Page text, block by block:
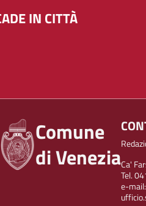
IN CITTÀ
Comune
di VeneziaCa'
Tel.
e-mail: